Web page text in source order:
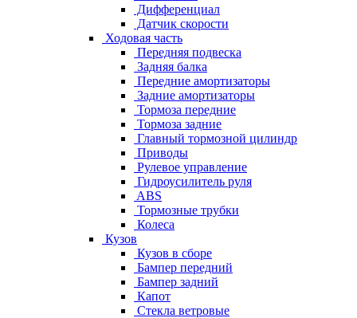
Дифференциал
Датчик скорости
Ходовая часть
Передняя подвеска
Задняя балка
Передние амортизаторы
Задние амортизаторы
Тормоза передние
Тормоза задние
Главный тормозной цилиндр
Приводы
Рулевое управление
Гидроусилитель руля
ABS
Тормозные трубки
Колеса
Кузов
Кузов в сборе
Бампер передний
Бампер задний
Капот
Стекла ветровые